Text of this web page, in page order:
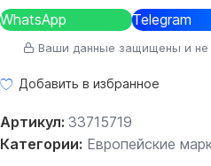
WhatsApp
Telegram
Ваши данные защищены и не
Добавить в избранное
Артикул: 33715719
Категории: Европейские